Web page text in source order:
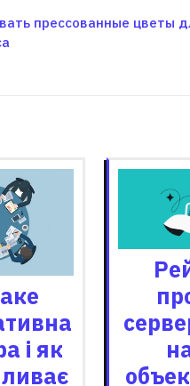
прессованные цветы
і як